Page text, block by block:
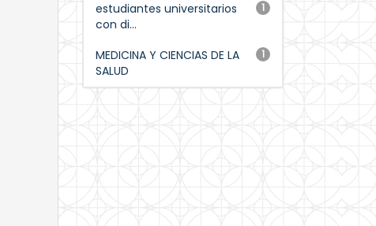
1
estudiantes universitarios
con di...
1
MEDICINA Y CIENCIAS DE LA
SALUD